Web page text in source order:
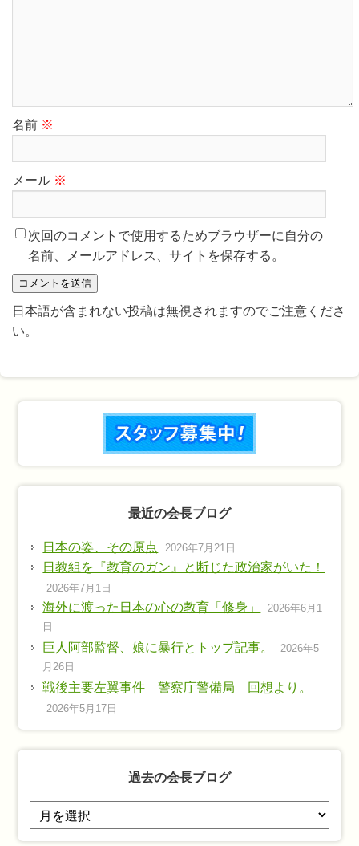
名前 ※
メール ※
次回のコメントで使用するためブラウザーに自分の
名前、メールアドレス、サイトを保存する。
日本語が含まれない投稿は無視されますのでご注意くださ
い。
最近の会長ブログ
日本の姿、その原点 2026年7月21日
日教組を『教育のガン』と断じた政治家がいた！
2026年7月1日
海外に渡った日本の心の教育「修身」 2026年6月1
日
巨人阿部監督、娘に暴行とトップ記事。
2026年5
月26日
戦後主要左翼事件 警察庁警備局 回想より。
2026年5月17日
過去の会長ブログ
去